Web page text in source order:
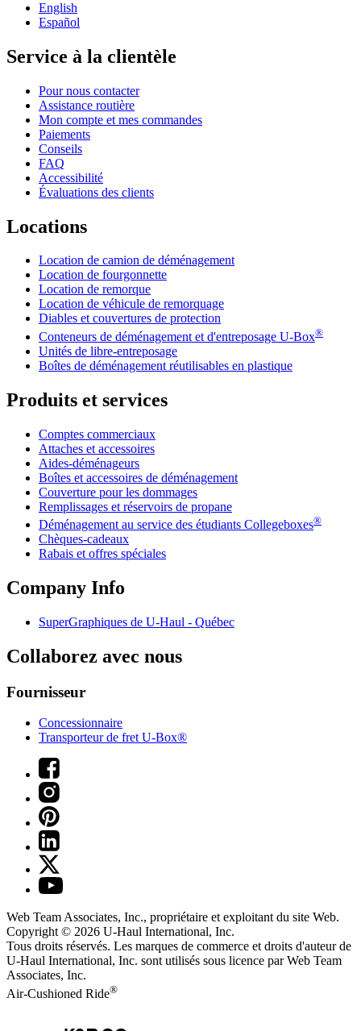
English
Español
Service à la clientèle
Pour nous contacter
Assistance routière
Mon compte et mes commandes
Paiements
Conseils
FAQ
Accessibilité
Évaluations des clients
Locations
Location de camion de déménagement
Location de fourgonnette
Location de remorque
Location de véhicule de remorquage
Diables et couvertures de protection
Conteneurs de déménagement et d'entreposage U-Box®
Unités de libre-entreposage
Boîtes de déménagement réutilisables en plastique
Produits et services
Comptes commerciaux
Attaches et accessoires
Aides-déménageurs
Boîtes et accessoires de déménagement
Couverture pour les dommages
Remplissages et réservoirs de propane
Déménagement au service des étudiants Collegeboxes®
Chèques-cadeaux
Rabais et offres spéciales
Company Info
SuperGraphiques de U-Haul - Québec
Collaborez avec nous
Fournisseur
Concessionnaire
Transporteur de fret U-Box®
Web Team Associates, Inc., propriétaire et exploitant du site Web.
Copyright © 2026 U-Haul International, Inc.
Tous droits réservés. Les marques de commerce et droits d'auteur de
U-Haul International, Inc. sont utilisés sous licence par Web Team
Associates, Inc.
Air-Cushioned Ride®